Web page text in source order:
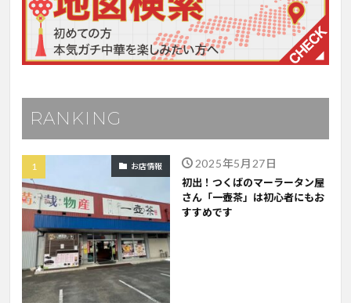
RANKING
お店情報 2025年5月27日
初出！つくばのマーラータン屋
さん「一壺茶」は初心者にもお
すすめです